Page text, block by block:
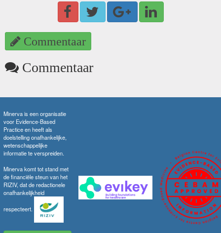
Commentaar
Commentaar
Minerva is een organisatie
voor Evidence-Based
Practice en heeft als
doelstelling onafhankelijke,
wetenschappelijke
informatie te verspreiden.
Minerva komt tot stand met
de financiële steun van het
RIZIV, dat de redactionele
onafhankelijkheid
respecteert.